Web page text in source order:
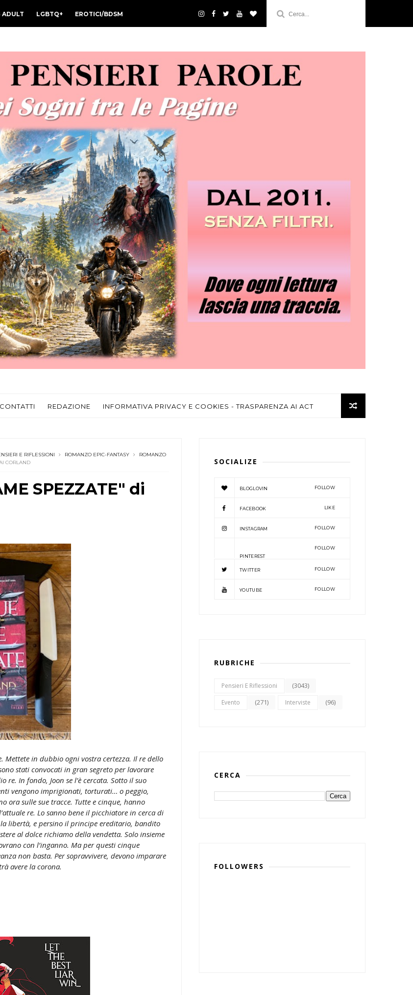
ADULT LGBTQ+ EROTICI/BDSM
CONTATTI REDAZIONE INFORMATIVA PRIVACY E COOKIES - TRASPARENZA AI ACT
E RIFLESSIONI ROMANZO EPIC-FANTASY
ROMANZO
CORLAND
SPEZZATE" di
Mettete in dubbio ogni vostra certezza. Il re dello
stati convocati in gran segreto per lavorare
re. In fondo, Joon se l’è cercata. Sotto il suo
vengono imprigionati, torturati… o peggio,
ora sulle sue tracce. Tutte e cinque, hanno
re. Lo sanno bene il picchiatore in cerca di
libertà, e persino il principe ereditario, bandito
al dolce richiamo della vendetta. Solo insieme
con l’inganno. Ma per questi cinque
non basta. Per sopravvivere, devono imparare
avere la corona.
SOCIALIZE
BLOGLOVIN FOLLOW
FACEBOOK LIKE
INSTAGRAM FOLLOW
PINTEREST
FOLLOW
TWITTER FOLLOW
YOUTUBE FOLLOW
RUBRICHE
Pensieri E Riflessioni (3043)
Evento (271) Interviste (96)
CERCA
FOLLOWERS